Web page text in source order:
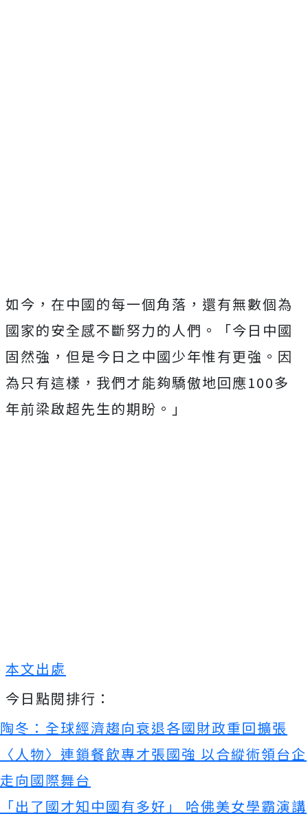
如今，在中國的每一個角落，還有無數個為
國家的安全感不斷努力的人們。「今日中國
固然強，但是今日之中國少年惟有更強。因
為只有這樣，我們才能夠驕傲地回應100多
年前梁啟超先生的期盼。」
本文出處
今日點閱排行：
陶冬：全球經濟趨向衰退各國財政重回擴張
〈人物〉連鎖餐飲專才張國強 以合縱術領台企
走向國際舞台
「出了國才知中國有多好」 哈佛美女學霸演講